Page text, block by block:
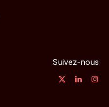
Suivez-nous